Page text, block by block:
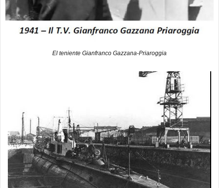
El teniente Gianfranco Gazzana-Priaroggia